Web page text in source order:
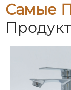
Самые